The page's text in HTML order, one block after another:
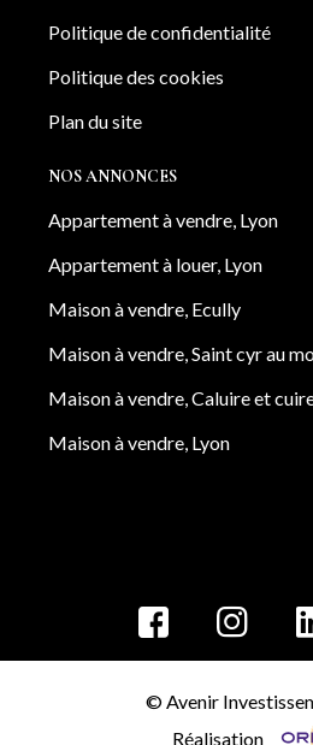
Politique de confidentialité
Politique des cookies
Plan du site
NOS ANNONCES
Appartement à vendre, Lyon
Appartement à louer, Lyon
Maison à vendre, Ecully
Maison à vendre, Saint cyr au
Maison à vendre, Caluire et
Maison à vendre, Lyon
© Avenir
Réalisation